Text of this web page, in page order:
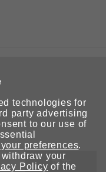
提交
technologies for
party advertising
to our use of
preferences.
your
Policy of the